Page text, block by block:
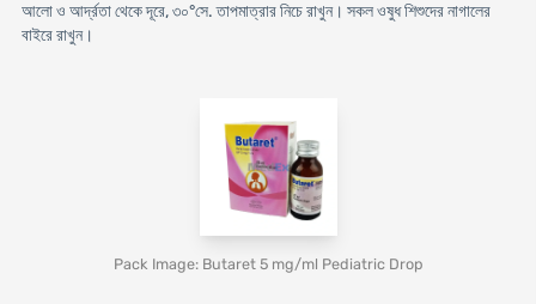
আলো ও আর্দ্রতা থেকে দূরে, ৩০°সে. তাপমাত্রার নিচে রাখুন। সকল ওষুধ শিশুদের নাগালের
বাইরে রাখুন।
Pack Image: Butaret 5 mg/ml Pediatric Drop